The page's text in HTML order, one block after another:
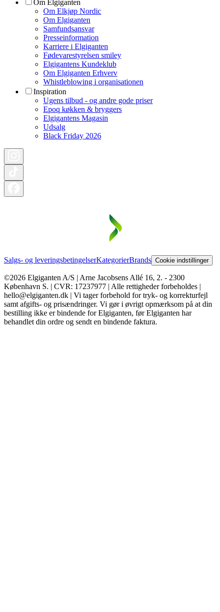
Om Elgiganten
Om Elkjøp Nordic
Om Elgiganten
Samfundsansvar
Presseinformation
Karriere i Elgiganten
Fødevarestyrelsen smiley
Elgigantens Kundeklub
Om Elgiganten Erhverv
Whistleblowing i organisationen
Inspiration
Ugens tilbud - og andre gode priser
Epoq køkken & bryggers
Elgigantens Magasin
Udsalg
Black Friday 2026
Salgs- og leveringsbetingelserKategorierBrands Cookie indstillinger
©2026 Elgiganten A/S | Arne Jacobsens Allé 16, 2. - 2300
København S. | CVR: 17237977 | Alle rettigheder forbeholdes |
hello@elgiganten.dk | Vi tager forbehold for tryk- og korrekturfejl
samt afgifts- og prisændringer. Vi gør i øvrigt opmærksom på at din
bestilling ikke er bindende for Elgiganten, før Elgiganten har
behandlet din ordre og sendt en bindende faktura.